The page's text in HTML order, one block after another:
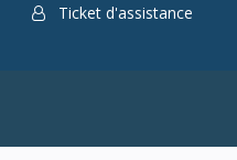
Ticket d'assistance